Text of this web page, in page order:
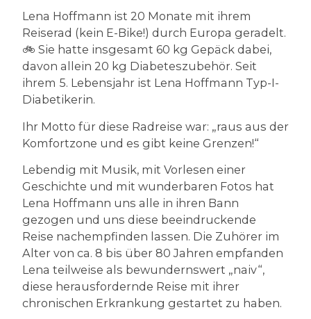
Lena Hoffmann ist 20 Monate mit ihrem
Reiserad (kein E-Bike!) durch Europa geradelt.
🚲 Sie hatte insgesamt 60 kg Gepäck dabei,
davon allein 20 kg Diabeteszubehör. Seit
ihrem 5. Lebensjahr ist Lena Hoffmann Typ-I-
Diabetikerin.
Ihr Motto für diese Radreise war: „raus aus der
Komfortzone und es gibt keine Grenzen!“
Lebendig mit Musik, mit Vorlesen einer
Geschichte und mit wunderbaren Fotos hat
Lena Hoffmann uns alle in ihren Bann
gezogen und uns diese beeindruckende
Reise nachempfinden lassen. Die Zuhörer im
Alter von ca. 8 bis über 80 Jahren empfanden
Lena teilweise als bewundernswert „naiv“,
diese herausfordernde Reise mit ihrer
chronischen Erkrankung gestartet zu haben.